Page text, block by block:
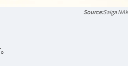
Saiga NAK